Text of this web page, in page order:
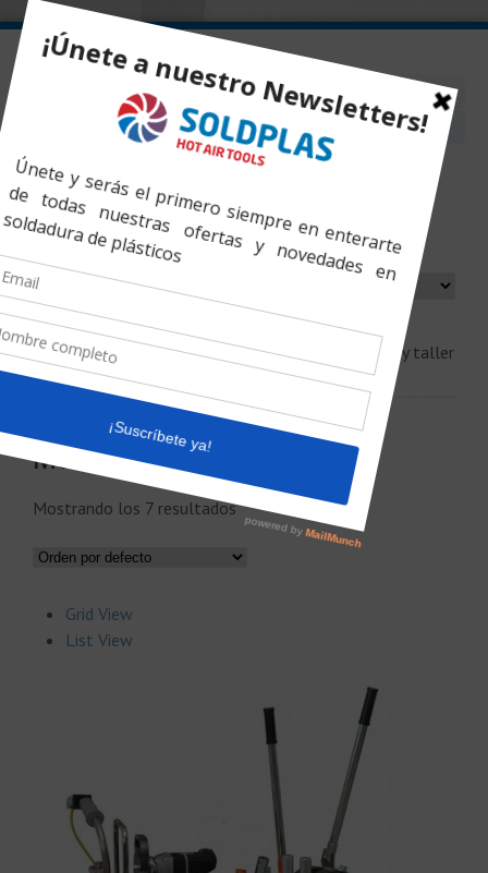
Inicio»Soldadura de Tuberías»A Tope Manual y taller
Manual y taller
Mostrando los 7 resultados
Grid View
List View